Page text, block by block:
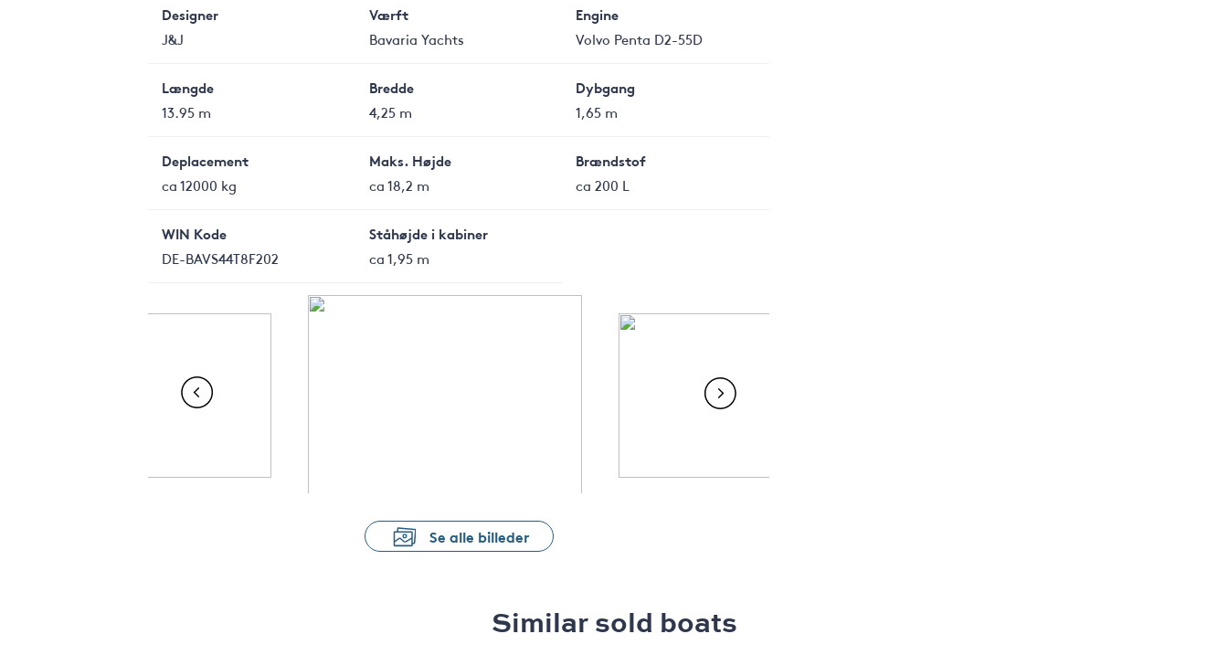
Designer
J&J
Værft
Bavaria Yachts
Engine
Volvo Penta D2-55D
Længde
13.95 m
Bredde
4,25 m
Dybgang
1,65 m
Deplacement
ca 12000 kg
Maks. Højde
ca 18,2 m
Brændstof
ca 200 L
WIN Kode
DE-BAVS44T8F202
Ståhøjde i kabiner
ca 1,95 m
Se alle billeder
Similar sold boats